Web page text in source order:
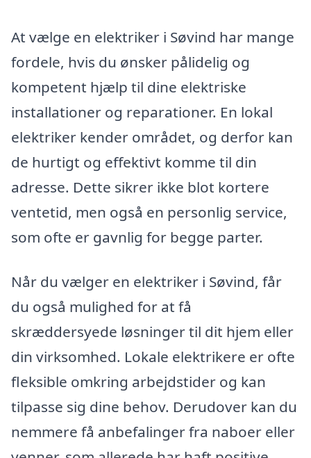
At vælge en elektriker i Søvind har mange
fordele, hvis du ønsker pålidelig og
kompetent hjælp til dine elektriske
installationer og reparationer. En lokal
elektriker kender området, og derfor kan
de hurtigt og effektivt komme til din
adresse. Dette sikrer ikke blot kortere
ventetid, men også en personlig service,
som ofte er gavnlig for begge parter.
Når du vælger en elektriker i Søvind, får
du også mulighed for at få
skræddersyede løsninger til dit hjem eller
din virksomhed. Lokale elektrikere er ofte
fleksible omkring arbejdstider og kan
tilpasse sig dine behov. Derudover kan du
nemmere få anbefalinger fra naboer eller